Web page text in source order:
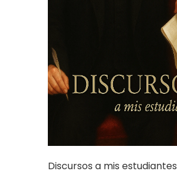
Discursos a mis estudiantes